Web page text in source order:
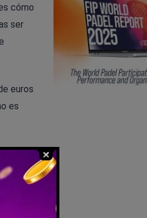
cómo
ser
euros
es